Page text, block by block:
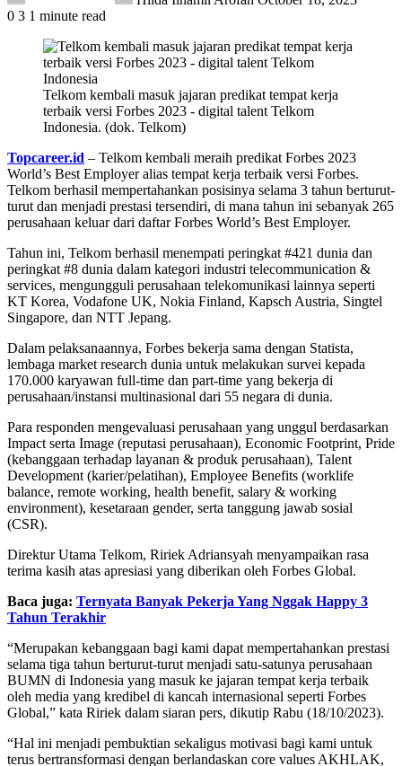
0 3 1 minute read
Telkom kembali masuk jajaran predikat tempat kerja
terbaik versi Forbes 2023 - digital talent Telkom
Indonesia. (dok. Telkom)
Topcareer.id – Telkom kembali meraih predikat Forbes 2023
World’s Best Employer alias tempat kerja terbaik versi Forbes.
Telkom berhasil mempertahankan posisinya selama 3 tahun berturut-
turut dan menjadi prestasi tersendiri, di mana tahun ini sebanyak 265
perusahaan keluar dari daftar Forbes World’s Best Employer.
Tahun ini, Telkom berhasil menempati peringkat #421 dunia dan
peringkat #8 dunia dalam kategori industri telecommunication &
services, mengungguli perusahaan telekomunikasi lainnya seperti
KT Korea, Vodafone UK, Nokia Finland, Kapsch Austria, Singtel
Singapore, dan NTT Jepang.
Dalam pelaksanaannya, Forbes bekerja sama dengan Statista,
lembaga market research dunia untuk melakukan survei kepada
170.000 karyawan full-time dan part-time yang bekerja di
perusahaan/instansi multinasional dari 55 negara di dunia.
Para responden mengevaluasi perusahaan yang unggul berdasarkan
Impact serta Image (reputasi perusahaan), Economic Footprint, Pride
(kebanggaan terhadap layanan & produk perusahaan), Talent
Development (karier/pelatihan), Employee Benefits (worklife
balance, remote working, health benefit, salary & working
environment), kesetaraan gender, serta tanggung jawab sosial
(CSR).
Direktur Utama Telkom, Ririek Adriansyah menyampaikan rasa
terima kasih atas apresiasi yang diberikan oleh Forbes Global.
Baca juga: Ternyata Banyak Pekerja Yang Nggak Happy 3
Tahun Terakhir
“Merupakan kebanggaan bagi kami dapat mempertahankan prestasi
selama tiga tahun berturut-turut menjadi satu-satunya perusahaan
BUMN di Indonesia yang masuk ke jajaran tempat kerja terbaik
oleh media yang kredibel di kancah internasional seperti Forbes
Global,” kata Ririek dalam siaran pers, dikutip Rabu (18/10/2023).
“Hal ini menjadi pembuktian sekaligus motivasi bagi kami untuk
terus bertransformasi dengan berlandaskan core values AKHLAK,